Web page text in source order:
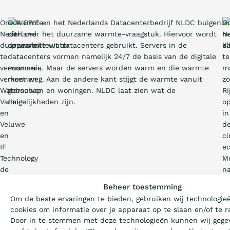
Beheer toestemming
Om de beste ervaringen te bieden, gebruiken wij
cookies om informatie over je apparaat op te slaan en/of te
Door in te stemmen met deze technologieën kunnen wij
Om
Nederland
duurzaam
te
verwarmen,
verkennen
Waterschap
Vallei
en
Veluwe
en
IF
Technology
de
thermische
energie
Ook SPIE en het Nederlands Datacenterbedrijf NLDC buigen
zich over het duurzame warmte-vraagstuk. Hiervoor wordt
de warmte uit datacenters gebruikt. Servers in de
datacenters vormen namelijk 24/7 de basis van de digitale
economie. Maar de servers worden warm en die warmte
moet weg. Aan de andere kant stijgt de warmte vanuit
gebouwen en woningen. NLDC laat zien wat de
mogelijkheden zijn.
te
in
Certificeren